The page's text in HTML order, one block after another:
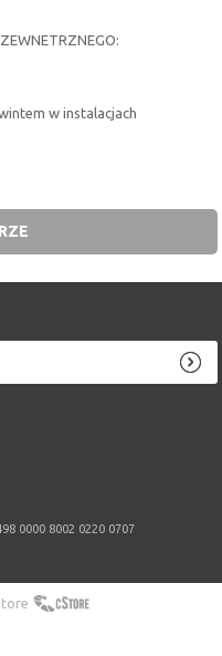
w instalacjach
0000 8002 0220 0707